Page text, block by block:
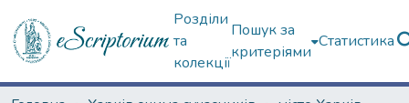
Розділи
та
колекції
Пошук за
критеріями
Статистика